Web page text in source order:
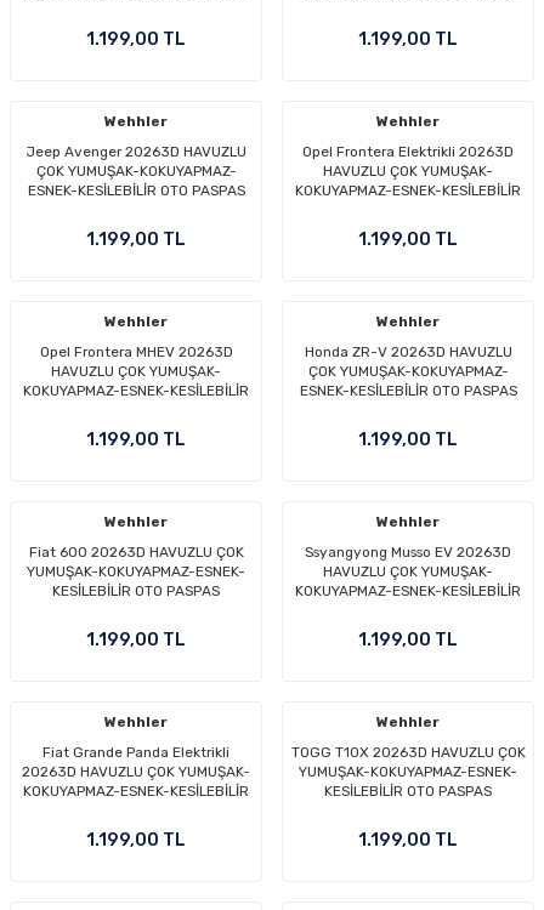
1.199,00 TL 1.199,00 TL
Wehhler
Jeep Avenger 20263D HAVUZLU
ÇOK YUMUŞAK-KOKUYAPMAZ-
ESNEK-KESİLEBİLİR OTO PASPAS
1.199,00 TL
Wehhler
Opel Frontera Elektrikli 20263D
HAVUZLU ÇOK YUMUŞAK-
KOKUYAPMAZ-ESNEK-KESİLEBİLİR
1.199,00 TL
Wehhler
Opel Frontera MHEV 20263D
HAVUZLU ÇOK YUMUŞAK-
KOKUYAPMAZ-ESNEK-KESİLEBİLİR
1.199,00 TL
Wehhler
Honda ZR-V 20263D HAVUZLU
ÇOK YUMUŞAK-KOKUYAPMAZ-
ESNEK-KESİLEBİLİR OTO PASPAS
1.199,00 TL
Wehhler
Fiat 600 20263D HAVUZLU ÇOK
YUMUŞAK-KOKUYAPMAZ-ESNEK-
KESİLEBİLİR OTO PASPAS
1.199,00 TL
Wehhler
Ssyangyong Musso EV 20263D
HAVUZLU ÇOK YUMUŞAK-
KOKUYAPMAZ-ESNEK-KESİLEBİLİR
1.199,00 TL
Wehhler
Fiat Grande Panda Elektrikli
20263D HAVUZLU ÇOK YUMUŞAK-
KOKUYAPMAZ-ESNEK-KESİLEBİLİR
1.199,00 TL
Wehhler
TOGG T10X 20263D HAVUZLU ÇOK
YUMUŞAK-KOKUYAPMAZ-ESNEK-
KESİLEBİLİR OTO PASPAS
1.199,00 TL